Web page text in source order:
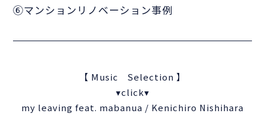
⑥マンションリノベーション事例
【 Music Selection 】
▾click▾
my leaving feat. mabanua / Kenichiro Nishihara